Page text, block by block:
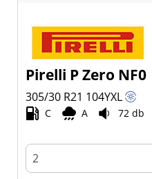
Pirelli P Zero NF0
305/30 R21 104YXL
C A 72 db